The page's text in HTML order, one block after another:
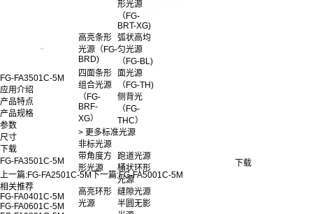
形光源
（FG-
BRT-XG)
高亮条形
光源（FG-
BRD)
弧状高均
匀光源
（FG-BL)
四面条形
组合光源
（FG-
BRF-
XG）
面光源
（FG-TH)
侧背光
（FG-
THC）
> 更多标准光源
非标光源
带角度方
形光源
跑道光源
桶状环形
光源
高亮环形
光源
缝隙光源
半圆无影
FG-FA3501C-5M
应用介绍
产品特点
产品规格
参数
尺寸
下载
FG-FA3501C-5M
下载
上一篇:FG-FA2501C-5M下一篇:FG-FA5001C-5M
相关推荐
FG-FA0401C-5M
FG-FA0601C-5M